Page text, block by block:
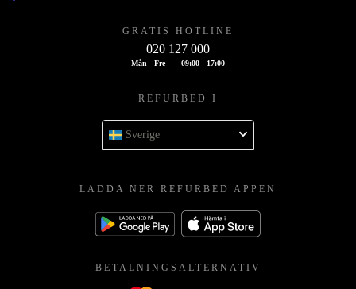
GRATIS HOTLINE
020 127 000
Mån - Fre 09:00 - 17:00
REFURBED I
Sverige
LADDA NER REFURBED APPEN
BETALNINGSALTERNATIV